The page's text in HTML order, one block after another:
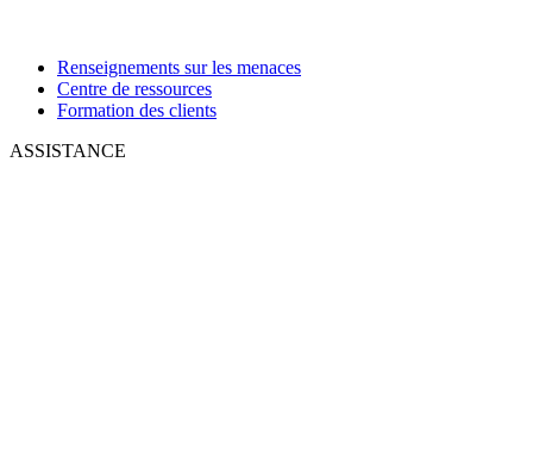
Renseignements sur les menaces
Centre de ressources
Formation des clients
ASSISTANCE